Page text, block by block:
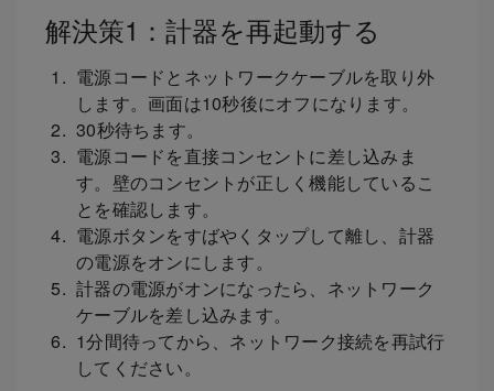
解決策1：計器を再起動する
電源コードとネットワークケーブルを取り外
します。画面は10秒後にオフになります。
30秒待ちます。
電源コードを直接コンセントに差し込みま
す。壁のコンセントが正しく機能しているこ
とを確認します。
電源ボタンをすばやくタップして離し、計器
の電源をオンにします。
計器の電源がオンになったら、ネットワーク
ケーブルを差し込みます。
1分間待ってから、ネットワーク接続を再試行
してください。